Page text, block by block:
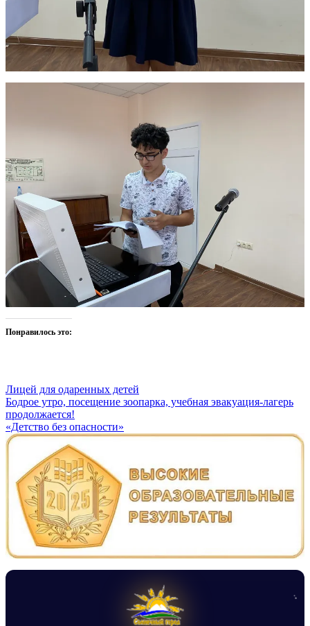
Понравилось это:
Лицей для одаренных детей
Навигация
по
записям
Бодрое утро, посещение зоопарка, учебная эвакуация-лагерь
продолжается!
«Детство без опасности»